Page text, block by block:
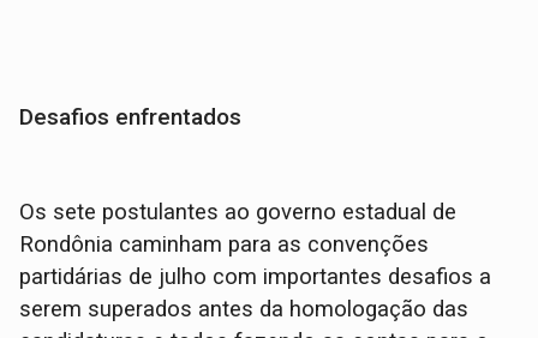
Desafios enfrentados
Os sete postulantes ao governo estadual de
Rondônia caminham para as convenções
partidárias de julho com importantes desafios a
serem superados antes da homologação das